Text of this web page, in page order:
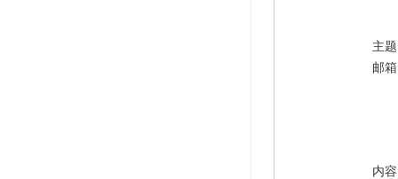
主题
邮箱
内容